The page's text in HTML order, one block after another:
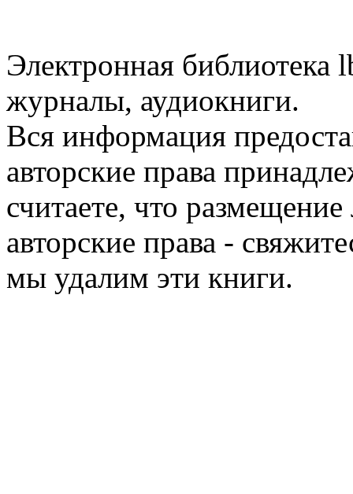
Электронная библиотека
журналы, аудиокниги.
Вся информация
авторские права
считаете, что
авторские права -
мы удалим эти книги.